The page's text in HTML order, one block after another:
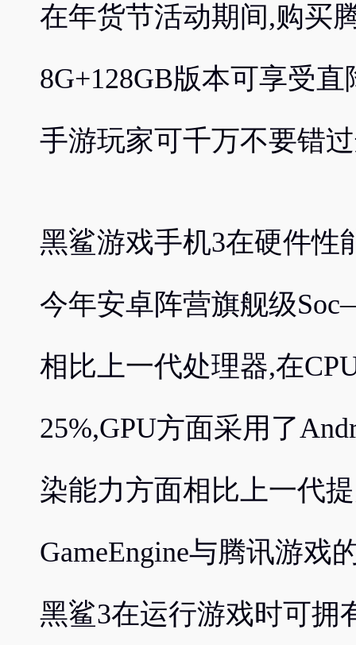
在年货节活动期间,购买
8G+128GB版本可享受
手游玩家可千万不要错
黑鲨游戏手机3在硬件性
今年安卓阵营旗舰级
相比上一代处理器,在
25%,GPU方面采用了
染能力方面相比上一代
GameEngine与腾讯游戏
黑鲨3在运行游戏时可拥